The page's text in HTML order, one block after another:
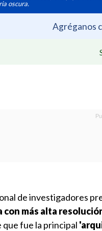
oscura.
Agréganos
de investigadores
con más alta
fue la principal